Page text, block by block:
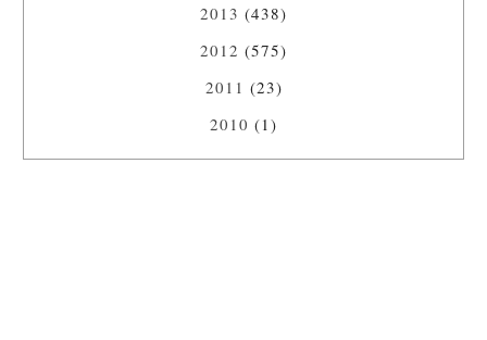
2013 (438)
2012 (575)
2011 (23)
2010 (1)